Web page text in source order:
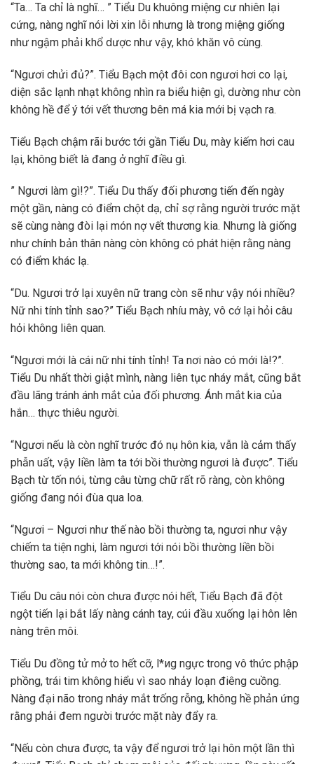
“Ta… Ta chỉ là nghĩ… ” Tiểu Du khuông miệng cư nhiên lại
cứng, nàng nghĩ nói lời xin lỗi nhưng là trong miệng giống
như ngậm phải khổ dược như vậy, khó khăn vô cùng.
“Ngươi chửi đủ?”. Tiểu Bạch một đôi con ngươi hơi co lại,
diện sắc lạnh nhạt không nhìn ra biểu hiện gì, dường như còn
không hề để ý tới vết thương bên má kia mới bị vạch ra.
Tiểu Bạch chậm rãi bước tới gần Tiểu Du, mày kiếm hơi cau
lại, không biết là đang ở nghĩ điều gì.
” Ngươi làm gì!?”. Tiểu Du thấy đối phương tiến đến ngày
một gần, nàng có điểm chột dạ, chỉ sợ rằng người trước mặt
sẽ cùng nàng đòi lại món nợ vết thương kia. Nhưng là giống
như chính bản thân nàng còn không có phát hiện rằng nàng
có điểm khác lạ.
“Du. Ngươi trở lại xuyên nữ trang còn sẽ như vậy nói nhiều?
Nữ nhi tính tỉnh sao?” Tiểu Bạch nhíu mày, vô cớ lại hỏi câu
hỏi không liên quan.
“Ngươi mới là cái nữ nhi tính tỉnh! Ta nơi nào có mới là!?”.
Tiểu Du nhất thời giật mình, nàng liên tục nháy mắt, cũng bắt
đầu lãng tránh ánh mắt của đối phương. Ánh mắt kia của
hắn… thực thiêu người.
“Ngươi nếu là còn nghĩ trước đó nụ hôn kia, vẫn là cảm thấy
phẫn uất, vậy liền làm ta tới bồi thường ngươi là được”. Tiểu
Bạch từ tốn nói, từng câu từng chữ rất rõ ràng, còn không
giống đang nói đùa qua loa.
“Ngươi – Ngươi như thế nào bồi thường ta, ngươi như vậy
chiếm ta tiện nghi, làm ngươi tới nói bồi thường liền bồi
thường sao, ta mới không tin…!”.
Tiểu Du câu nói còn chưa được nói hết, Tiểu Bạch đã đột
ngột tiến lại bắt lấy nàng cánh tay, cúi đầu xuống lại hôn lên
nàng trên môi.
Tiểu Du đồng tử mở to hết cỡ, l*иg ngực trong vô thức phập
phồng, trái tim không hiểu vì sao nhảy loạn điêng cuồng.
Nàng đại não trong nháy mắt trống rỗng, không hề phản ứng
rằng phải đem người trước mặt này đẩy ra.
“Nếu còn chưa được, ta vậy để ngươi trở lại hôn một lần thì